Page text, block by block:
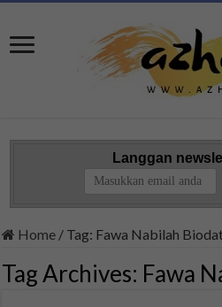
Langgan
Home / Tag: Fawa Nabilah
Tag Archives: Fawa